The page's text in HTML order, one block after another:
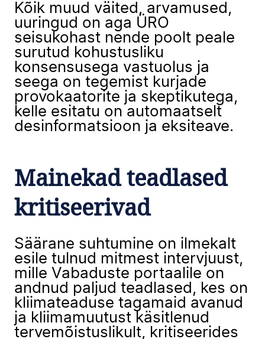
Kõik muud väited, arvamused,
uuringud on aga ÜRO
seisukohast nende poolt peale
surutud kohustusliku
konsensusega vastuolus ja
seega on tegemist kurjade
provokaatorite ja skeptikutega,
kelle esitatu on automaatselt
desinformatsioon ja eksiteave.
Mainekad teadlased
kritiseerivad
Säärane suhtumine on ilmekalt
esile tulnud mitmest intervjuust,
mille Vabaduste portaalile on
andnud paljud teadlased, kes on
kliimateaduse tagamaid avanud
ja kliimamuutust käsitlenud
tervemõistuslikult, kritiseerides